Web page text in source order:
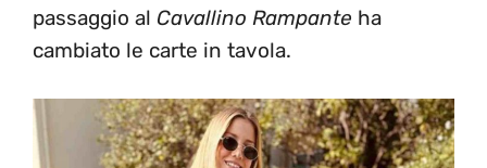
passaggio al Cavallino Rampante ha
cambiato le carte in tavola.